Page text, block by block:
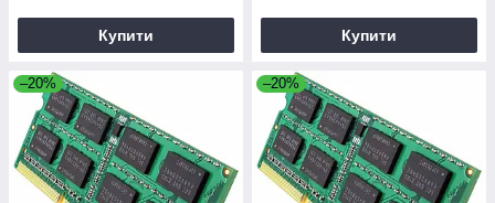
Купити Купити
–20% –20%